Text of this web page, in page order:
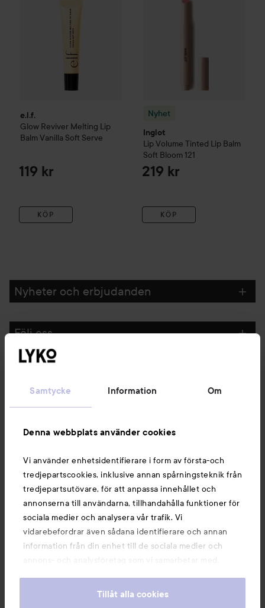
Samtycke Information Om
Denna webbplats använder cookies
Vi använder enhetsidentifierare i form av första-och
tredjepartscookies, inklusive annan spårningsteknik från
tredjepartsutövare, för att anpassa innehållet och
annonserna till användarna, tillhandahålla funktioner för
sociala medier och analysera vår trafik. Vi
vidarebefordrar även sådana identifierare och annan
information från din enhet till de sociala medier och
annons- och analysföretag som vi samarbetar med.
information som du har tillhandahållit eller som de har
Tillåt alla cookies
e.l.f.
Glow Reviver Melting Lip
BalmVanilla Soft Serve
119 kr
KÖP
Nyhet
Inglot
Lip Volume Tinted Lip Balm
Soft Bloom 121
219 kr
KÖP
Nyheter och erbjudanden
Följ oss
Du kanske också gillar